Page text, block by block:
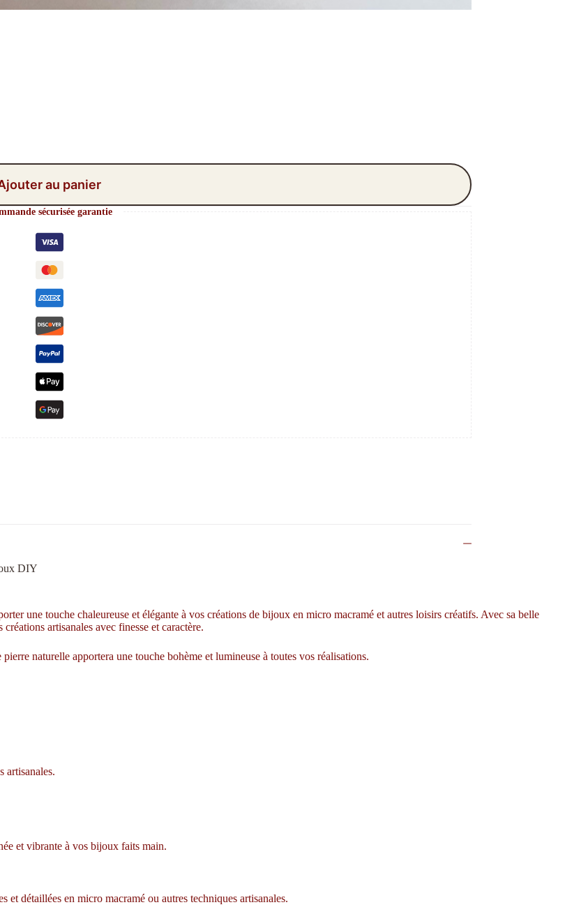
au panier
sécurisée garantie
DIY
une touche chaleureuse et élégante à vos créations de bijoux en micro macramé et autres loisirs créatifs. Avec sa belle
artisanales avec finesse et caractère.
naturelle apportera une touche bohème et lumineuse à toutes vos réalisations.
artisanales.
et vibrante à vos bijoux faits main.
et détaillées en micro macramé ou autres techniques artisanales.